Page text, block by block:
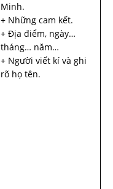
Minh.
+ Những cam kết.
+ Địa điểm, ngày…
tháng… năm…
+ Người viết kí và ghi
rõ họ tên.